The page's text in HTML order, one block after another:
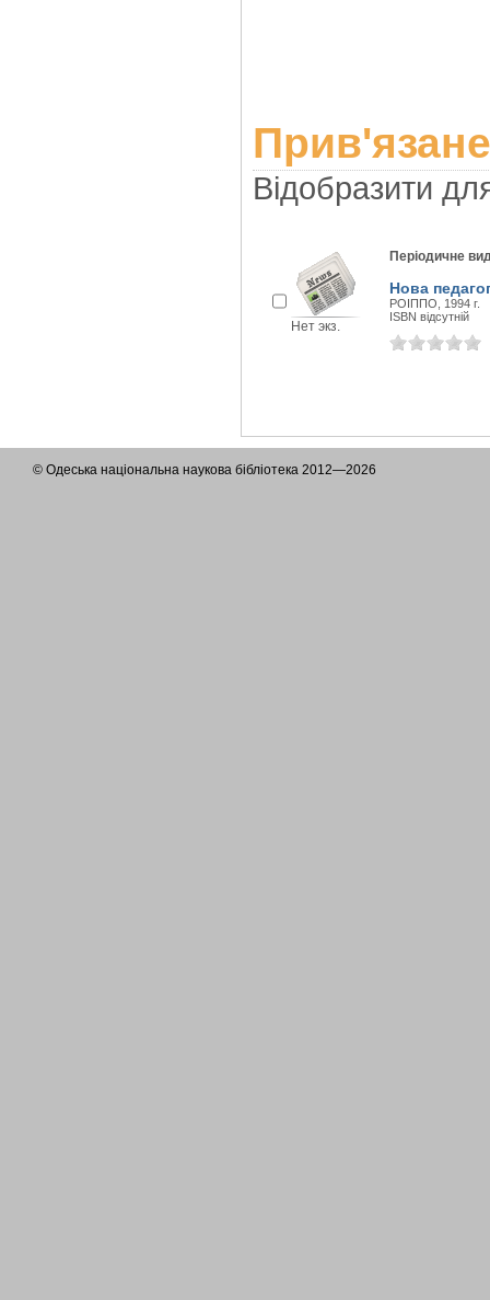
Відобразити
Нет экз.
Періодичне
Нова
РОІППО, 1994 г.
ISBN відсутній
© Одеська національна наукова бібліотека 2012—2026